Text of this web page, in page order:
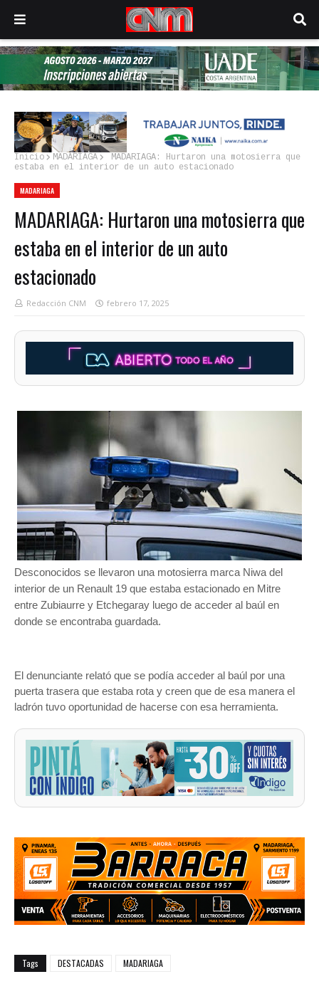
Inicio MADARIAGA
MADARIAGA: Hurtaron una motosierra que
estaba en el interior de un auto estacionado
MADARIAGA
MADARIAGA: Hurtaron una motosierra que
estaba en el interior de un auto
estacionado
Redacción CNM febrero 17, 2025
Desconocidos se llevaron una motosierra marca Niwa del
interior de un Renault 19 que estaba estacionado en Mitre
entre Zubiaurre y Etchegaray luego de acceder al baúl en
donde se encontraba guardada.
El denunciante relató que se podía acceder al baúl por una
puerta trasera que estaba rota y creen que de esa manera el
ladrón tuvo oportunidad de hacerse con esa herramienta.
Tags DESTACADAS MADARIAGA